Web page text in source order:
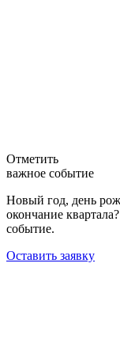
Отметить
важное событие
Новый год, день
окончание
событие.
Оставить заявку